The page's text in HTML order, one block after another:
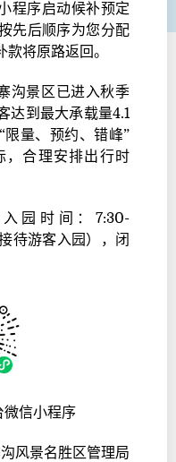
程序启动候补预定
先后顺序为您分配
将原路返回。
景区已进入秋季
达到最大承载量4.1
量、预约、错峰”
，合理安排出行时
时间：7:30-
待游客入园），闭
微信小程序
风景名胜区管理局